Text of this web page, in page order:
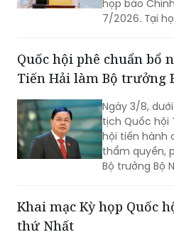
Chiều 3/8, Bộ
phòng Chính
họp báo
7/2026. Tại
vụ Nguyễn
quả sắp xếp
toàn quốc.
Quốc hội phê chuẩn bổ
Tiến Hải làm Bộ trưởng
Ngày 3/8,
tịch Quốc hội
thẩm quyền,
Bộ trưởng Bộ